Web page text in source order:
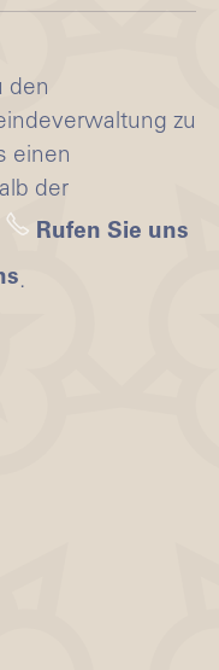
den
zu
einen
der
Rufen Sie uns
.